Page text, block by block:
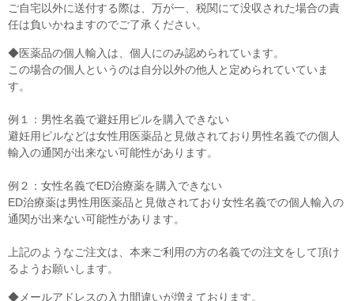
ご自宅以外に送付する際は、万が一、税関にて没収された場合の責
任は負いかねますのでご了承ください。
◆医薬品の個人輸入は、個人にのみ認められています。
この場合の個人というのは自分以外の他人と定められていていま
す。
例１：男性名義で避妊用ピルを購入できない
避妊用ピルなどは女性用医薬品と見做されており男性名義での個人
輸入の通関が出来ない可能性があります。
例２：女性名義でED治療薬を購入できない
ED治療薬は男性用医薬品と見做されており女性名義での個人輸入の
通関が出来ない可能性があります。
上記のようなご注文は、本来ご利用の方の名義での注文をして頂け
るようお願いします。
◆メールアドレスの入力間違いが増えております。